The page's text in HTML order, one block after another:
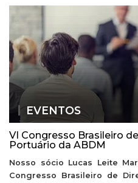
EVENTOS
VI Congresso Brasileiro
Portuário da ABDM
Nosso sócio Lucas Leite
Congresso Brasileiro de